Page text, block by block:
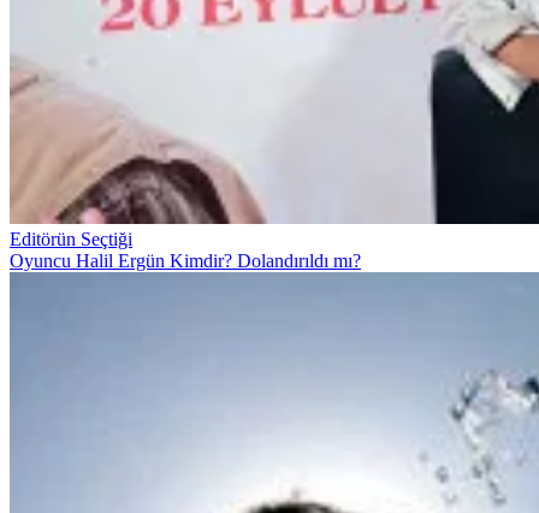
Editörün Seçtiği
Oyuncu Halil Ergün Kimdir? Dolandırıldı mı?